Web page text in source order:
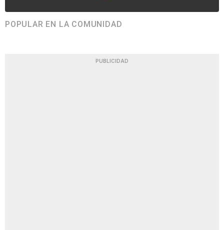
POPULAR EN LA COMUNIDAD
PUBLICIDAD